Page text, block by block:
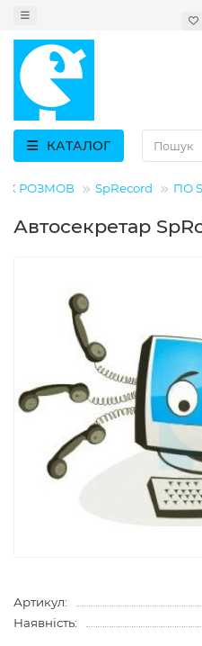
КАТАЛОГ
РОЗМОВ SpRecord ПО
Автосекретар
Артикул:
Наявність: